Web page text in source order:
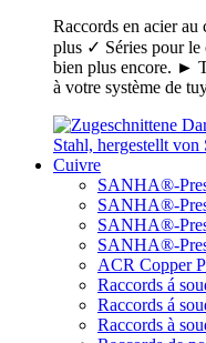
Raccords en acier au
plus ✓ Séries pour le
bien plus encore. ►
à votre système de
Cuivre
SANHA®-
SANHA®-
SANHA®-
SANHA®-
ACR Copper
Raccords á
Raccords á
Raccords à